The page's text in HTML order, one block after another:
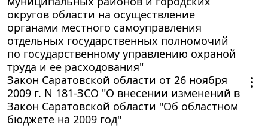
округов области на осуществление
органами местного самоуправления
отдельных государственных полномочий
по государственному управлению охраной
труда и ее расходования"
Закон Саратовской области от 26 ноября
2009 г. N 181-ЗСО "О внесении изменений в
Закон Саратовской области "Об областном
бюджете на 2009 год"